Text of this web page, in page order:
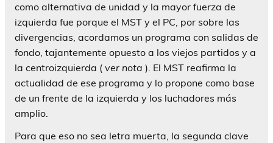
como alternativa de unidad y la mayor fuerza de
izquierda fue porque el MST y el PC, por sobre las
divergencias, acordamos un programa con salidas de
fondo, tajantemente opuesto a los viejos partidos y a
la centroizquierda ( ver nota ). El MST reafirma la
actualidad de ese programa y lo propone como base
de un frente de la izquierda y los luchadores más
amplio.
Para que eso no sea letra muerta, la segunda clave